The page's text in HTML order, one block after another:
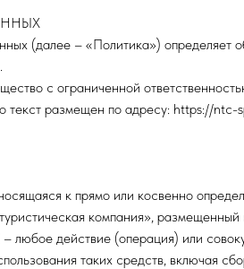
(далее – «Политика»)
с ограниченной
текст размещен по адресу: https://ntc-
к прямо или косвенно
компания»,
действие (операция) или
таких средств, включая